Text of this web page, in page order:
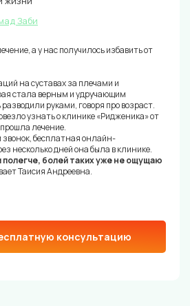
Заби
а у нас получилось избавить от
на суставах за плечами и
стала верным и удручающим
руками, говоря про возраст.
узнать о клинике «Ридженика» от
лечение.
звонок, бесплатная онлайн-
несколько дней она была в клинике.
полегче, болей таких уже не ощущаю
Таисия Андреевна.
консультацию